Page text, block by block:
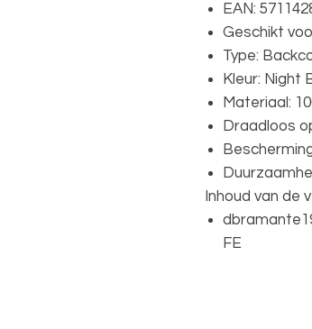
EAN:
Geschikt
Type:
Kleur: Night
Materiaal:
Draadloos
Inhoud van de
FE